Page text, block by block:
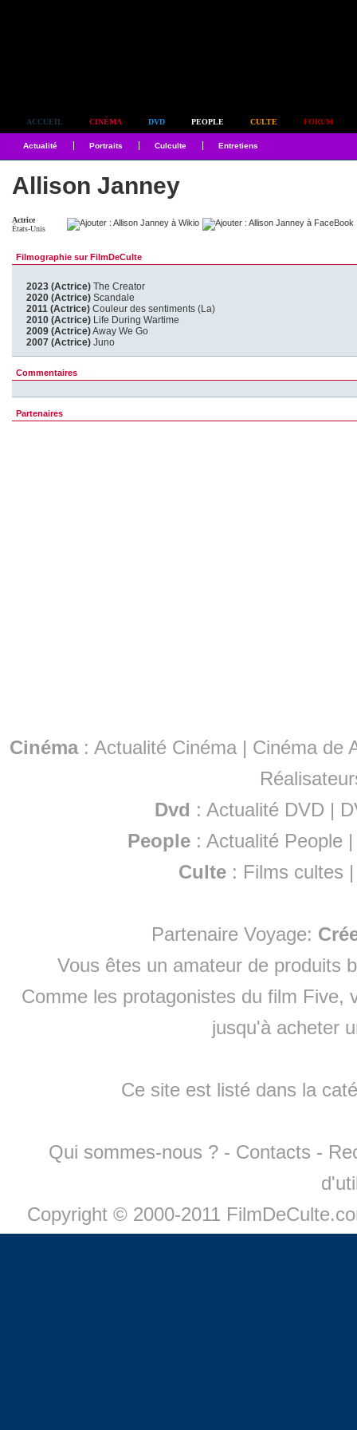
ACCUEIL CINÉMA DVD PEOPLE CULTE FORUM
Actualité Portraits Culculte Entretiens
Allison Janney
Actrice
États-Unis
Filmographie sur FilmDeCulte
2023 (Actrice) The Creator
2020 (Actrice) Scandale
2011 (Actrice) Couleur des sentiments (La)
2010 (Actrice) Life During Wartime
2009 (Actrice)Away We Go
2007 (Actrice) Juno
Commentaires
Partenaires
Cinéma: Actualité Cinéma | Cinéma de
Dvd : Actualité DVD |
People :Actualité People
Culte : Films cultes
Partenaire Voyage:
Vous êtes un amateur de produits
Comme les protagonistes du film Five,
jusqu'à acheter
Ce site est listé dans la
Qui sommes-nous ? - Contacts -
Copyright © 2000-2011